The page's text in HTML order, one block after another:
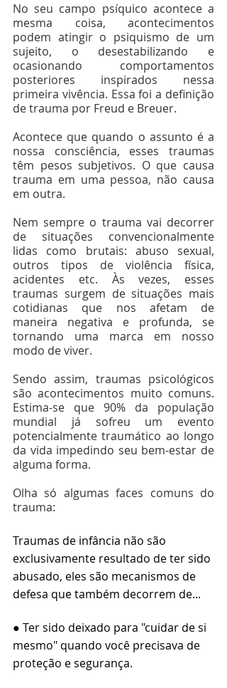
No seu campo psíquico acontece a
mesma coisa, acontecimentos
podem atingir o psiquismo de um
sujeito, o desestabilizando e
ocasionando comportamentos
posteriores inspirados nessa
primeira vivência. Essa foi a definição
de trauma por Freud e Breuer.
Acontece que quando o assunto é a
nossa consciência, esses traumas
têm pesos subjetivos. O que causa
trauma em uma pessoa, não causa
em outra.
Nem sempre o trauma vai decorrer
de situações convencionalmente
lidas como brutais: abuso sexual,
outros tipos de violência física,
acidentes etc. Às vezes, esses
traumas surgem de situações mais
cotidianas que nos afetam de
maneira negativa e profunda, se
tornando uma marca em nosso
modo de viver.
Sendo assim, traumas psicológicos
são acontecimentos muito comuns.
Estima-se que 90% da população
mundial já sofreu um evento
potencialmente traumático ao longo
da vida impedindo seu bem-estar de
alguma forma.
Olha só algumas faces comuns do
trauma:
Traumas de infância não são
exclusivamente resultado de ter sido
abusado, eles são mecanismos de
defesa que também decorrem de...
● Ter sido deixado para "cuidar de si
mesmo" quando você precisava de
proteção e segurança.